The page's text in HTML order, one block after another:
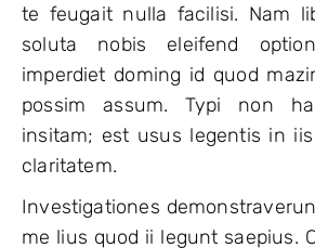
te feugait nulla facilisi. Nam
soluta nobis eleifend
imperdiet doming id quod
possim assum. Typi non
insitam; est usus legentis in
claritatem.
Investigationes
me lius quod ii legunt saepius.